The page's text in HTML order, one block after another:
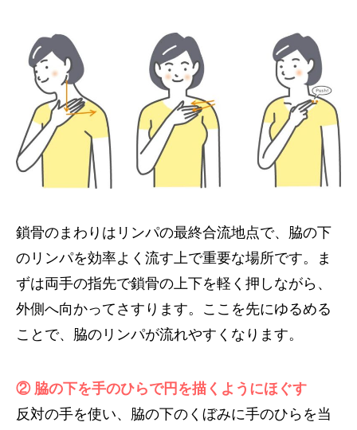
鎖骨のまわりはリンパの最終合流地点で、脇の下
のリンパを効率よく流す上で重要な場所です。ま
ずは両手の指先で鎖骨の上下を軽く押しながら、
外側へ向かってさすります。ここを先にゆるめる
ことで、脇のリンパが流れやすくなります。
② 脇の下を手のひらで円を描くようにほぐす
反対の手を使い、脇の下のくぼみに手のひらを当